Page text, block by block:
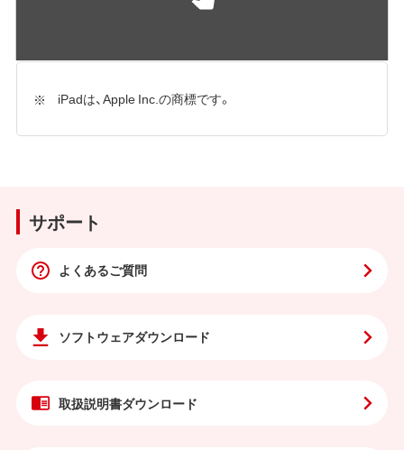
iPadは、Apple Inc.の商標です。
サポート
よくあるご質問
ソフトウェアダウンロード
取扱説明書ダウンロード